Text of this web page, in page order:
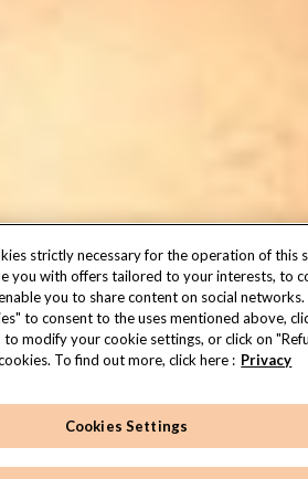
strictly necessary for the operation of this
you with offers tailored to your interests, to
you to share content on social networks.
to consent to the uses mentioned above,
modify your cookie settings, or click on
To find out more, click here : Privacy
Cookies Settings